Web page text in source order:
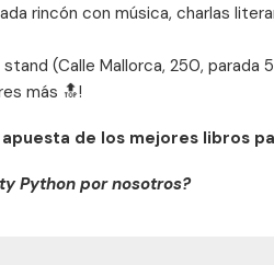
rincón con música, charlas
(Calle Mallorca, 250,
más 🔝!
de los mejores libros
Python por nosotros?